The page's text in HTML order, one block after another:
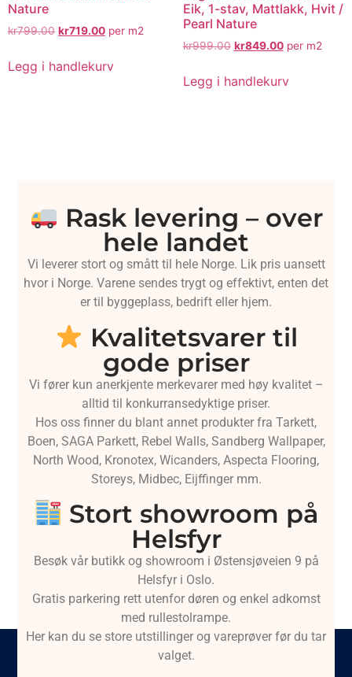
Nature
kr799.00 kr719.00 per m2
Legg i handlekurv
Eik, 1-stav, Mattlakk, Hvit /
Pearl Nature
kr999.00 kr849.00per m2
Legg i handlekurv
Rask levering – over
hele landet
Vi leverer stort og smått til hele Norge. Lik pris uansett
hvor i Norge. Varene sendes trygt og effektivt, enten det
er til byggeplass, bedrift eller hjem.
Kvalitetsvarer til
gode priser
Vi fører kun anerkjente merkevarer med høy kvalitet –
alltid til konkurransedyktige priser.
Hos oss finner du blant annet produkter fra Tarkett,
Boen, SAGA Parkett, Rebel Walls, Sandberg Wallpaper,
North Wood, Kronotex, Wicanders, Aspecta Flooring,
Storeys, Midbec, Eijffinger mm.
Stort showroom på
Helsfyr
Besøk vår butikk og showroom i Østensjøveien 9 på
Helsfyr i Oslo.
Gratis parkering rett utenfor døren og enkel adkomst
med rullestolrampe.
Her kan du se store utstillinger og vareprøver før du tar
valget.